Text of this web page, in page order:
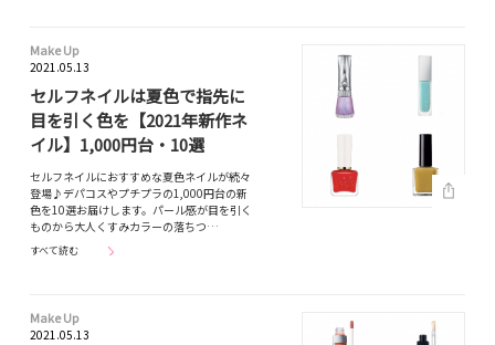
Make Up
2021.05.13
セルフネイルは夏色で指先に
目を引く色を【2021年新作ネ
イル】1,000円台・10選
セルフネイルにおすすめな夏色ネイルが続々
登場♪デパコスやプチプラの1,000円台の新
色を10選お届けします。パール感が目を引く
ものから大人くすみカラーの落ちつ…
すべて読む
Make Up
2021.05.13